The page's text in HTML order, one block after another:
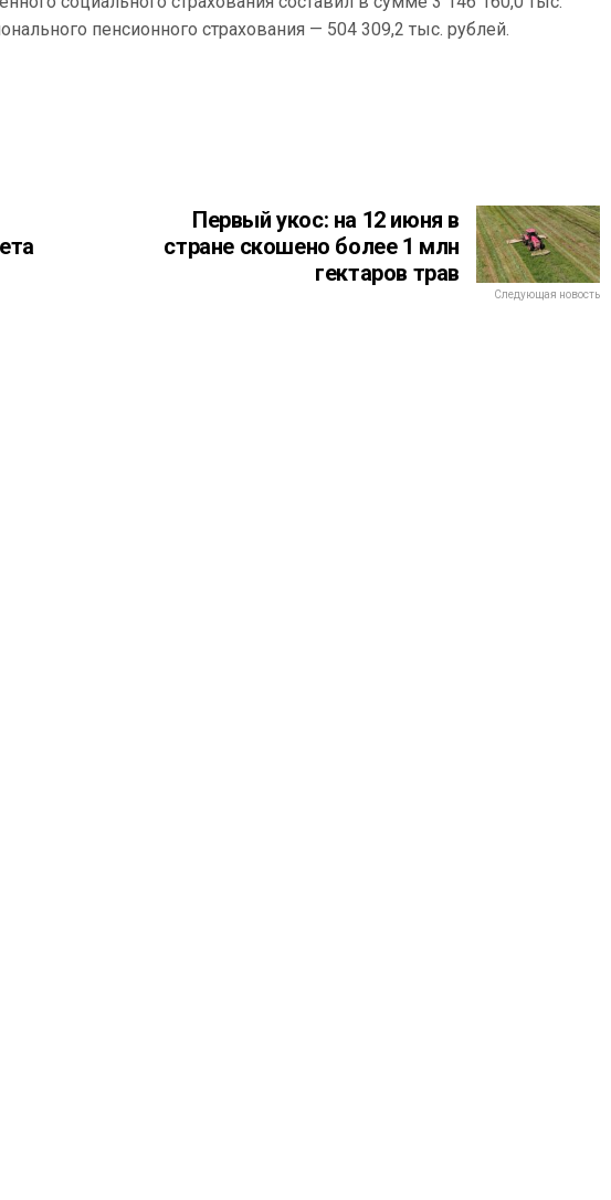
пенсионного страхования — 504 309,2 тыс. рублей.
Первый укос: на 12 июня в
стране скошено более 1 млн
гектаров трав
Следующая новость